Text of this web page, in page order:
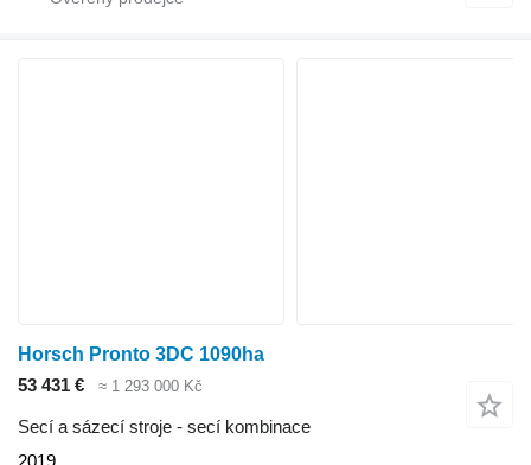
Horsch Pronto 3DC 1090ha
53 431 €
≈ 1 293 000 Kč
Secí a sázecí stroje - secí kombinace
2019